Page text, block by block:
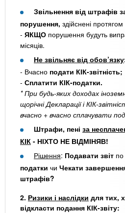
Звільнення від штрафів
порушення, здійснені
- ЯКЩО порушення будуть
місяців.
Не звільняє від обов’язку
- Вчасно подати КІК-звітність;
- Сплатити КІК-податки.
* При будь-яких доходах
щорічні Декларації і КІК-
вчасно + вчасно сплачувати
Штрафи, пені за
КІК - НІХТО НЕ ВІДМІНЯВ!
Рішення: Подавати звіт по
податки чи Чекати
штрафів?
2. Ризики і наслідки для тих,
відкласти подання КІК-звіту: